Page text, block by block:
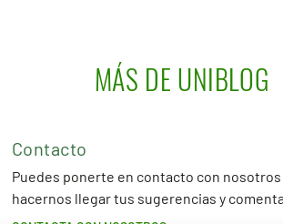
MÁS DE UNIBLOG
Contacto
Puedes ponerte en contacto con nosotros
hacernos llegar tus sugerencias y